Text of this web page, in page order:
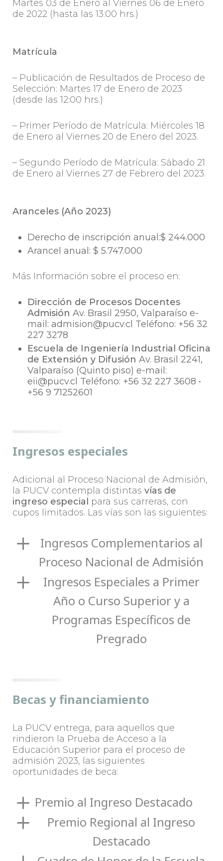
Martes 03 de Enero al Viernes 06 de Enero
de 2022 (hasta las 13:00 hrs.)
Matrícula
– Publicación de Resultados de Proceso de
Selección: Martes 17 de Enero de 2023
(desde las 12:00 hrs.)
– Primer Período de Matrícula: Miércoles 18
de Enero al Viernes 20 de Enero del 2023.
– Segundo Período de Matrícula: Sábado 21
de Enero al Viernes 27 de Febrero del 2023.
Aranceles (Año 2023)
Derecho de inscripción anual:$ 244.000
Arancel anual: $ 5.747.000
Más Información sobre el proceso en:
Dirección de Procesos Docentes
Admisión Av. Brasil 2950, Valparaíso e-
mail: admision@pucv.cl Teléfono: +56 32
227 3278
Escuela de Ingeniería Industrial Oficina
de Extensión y Difusión Av. Brasil 2241,
Valparaíso (Quinto piso) e-mail:
eii@pucv.cl Teléfono: +56 32 227 3608 •
+56 9 71252601
Ingresos especiales
Adicional al Proceso Nacional de Admisión,
la PUCV contempla distintas vías de
ingreso especial
para sus carreras, con
cupos limitados. Las vías son las siguientes:
Ingresos Complementarios al
Proceso Nacional de Admisión
Ingresos Especiales a Primer
Año o Curso Superior y a
Programas Específicos de
Pregrado
Becas y financiamiento
La PUCV entrega, para aquellos que
rindieron la Prueba de Acceso a la
Educación Superior para el proceso de
admisión 2023, las siguientes
oportunidades de beca:
Premio al Ingreso Destacado
Premio Regional al Ingreso
Destacado